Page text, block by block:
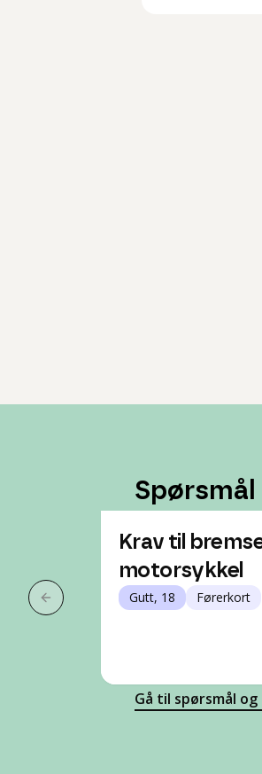
Forrige slide
Krav til
motorsykkel
Gutt, 18 Førerkort
Gå til spørsmål og